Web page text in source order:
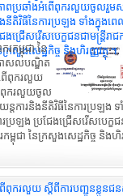
ពប្រឆាំងអំពើពុករលួយចូលរួមស
តិវិធីនៃការប្រឡង ទាំងក្នុងព
ើសរើសបេក្ខជនជាមន្រ្តីរាជក
ក្រសួងសេដ្ឋកិច្ច និងហិរញ្ញវត្ថុ ។
កម្ពុជា នៃ
កោសលបណ្ឌិត
ពើពុករលួយ
ើពុករលួយចូល
ការនិងនីតិវិធីនៃការប្រឡង ទ
ឡង ប្រជែងជ្រើសរើសបេក្ខជន
ម្ពុជា នៃក្រសួងសេដ្ឋកិច្ច និងហិរ
ើពុករលួយ ស្តីពីការបញ្ជូនខ្លួន